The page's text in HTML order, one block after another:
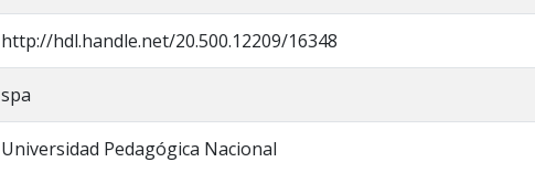
http://hdl.handle.net/20.500.12209/16348
spa
Universidad Pedagógica Nacional